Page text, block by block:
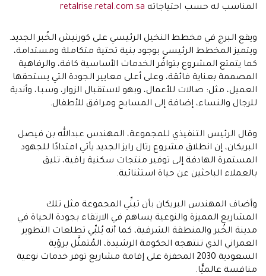
المناسب له حسب احتياجاته retalrise.retal.com.sa
ويقع البرج في مخطط النخيل الرئيسي على كورنيش الخُبر الجديد.
ويتميز المخطط الرئيسي بوجود بنية تحتية متكاملة ومستدامة،
كما يتمتع المشروع بتوافُر الخدمات الأساسية كافة، والرفاهية
المصممة بعناية فائقة، وعلى أعلى معايير الجودة التي يستحقها
العميل، مثل: صالات للأعمال، وبهو لاستقبال الزوار، وسبـا، وأندية
للرجال والنساء، إضافة إلى المسابح ومرافق للأطفال.
وقال الرئيس التنفيذي للمجموعة، المهندس عبدالله بن فيصل
البريكان، إن انطلاق مشروع رتال رايز الجديد يأتي امتدادًا للجهود
المستمرة الهادفة إلى توفير منتجات سكنية راقية، تليق
بالعملاء الباحثين عن حياة استثنائية.
وأضاف المهندس البريكان بأن تبنِّي المجموعة مثل تلك
المشاريع المميزة والنوعية يساهم في الارتقاء بجودة الحياة في
مدينة الخُبر والمنطقة الشرقية، كما أنه يُلبِّي تطلعات التطوير
العمراني الذي تنتهجه الحكومة الرشيدة، المُتمثَّل برؤية
السعودية 2030 المحفزة على إقامة مشاريع توفر خدمات نوعية
منافسة عالميًّا.